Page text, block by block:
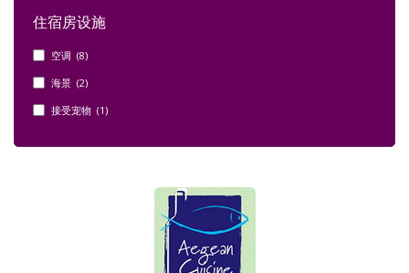
住宿房设施
空调 (8)
海景 (2)
接受宠物 (1)